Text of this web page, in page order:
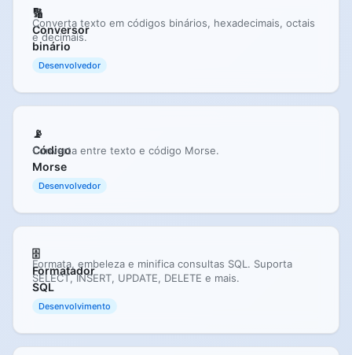
🔢
Conversor
binário
Converta texto em códigos binários, hexadecimais, octais
e decimais.
Desenvolvedor
📡
Código
Morse
Converta entre texto e código Morse.
Desenvolvedor
🗄️
Formatador
SQL
Formata, embeleza e minifica consultas SQL. Suporta
SELECT, INSERT, UPDATE, DELETE e mais.
Desenvolvimento